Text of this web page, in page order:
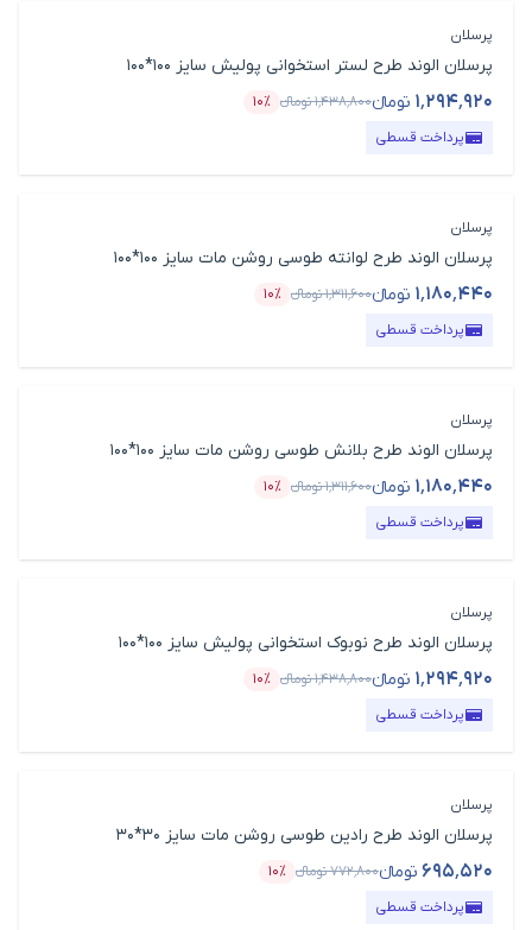
پرسلان
پرسلان الوند طرح لستر استخوانی پولیش سایز 100*100
۱٬۲۹۴٬۹۲۰ تومانء۱٬۴۳۸٬۸۰۰تومانء
قیمت محصول
۱۰٪
درصد تخفیف
پرداخت قسطی
پرسلان
پرسلان الوند طرح لوانته طوسی روشن مات سایز 100*100
۱٬۱۸۰٬۴۴۰ تومانء۱٬۳۱۱٬۶۰۰تومانء
قیمت محصول
۱۰٪
درصد تخفیف
پرداخت قسطی
پرسلان
پرسلان الوند طرح بلانش طوسی روشن مات سایز 100*100
۱٬۱۸۰٬۴۴۰ تومانء۱٬۳۱۱٬۶۰۰تومانء
قیمت محصول
۱۰٪
درصد تخفیف
پرداخت قسطی
پرسلان
پرسلان الوند طرح نوبوک استخوانی پولیش سایز 100*100
۱٬۲۹۴٬۹۲۰ تومانء۱٬۴۳۸٬۸۰۰تومانء
قیمت محصول
۱۰٪
درصد تخفیف
پرداخت قسطی
پرسلان
پرسلان الوند طرح رادین طوسی روشن مات سایز 30*30
۶۹۵٬۵۲۰ تومانء۷۷۲٬۸۰۰تومانء
قیمت محصول
۱۰٪
درصد تخفیف
پرداخت قسطی